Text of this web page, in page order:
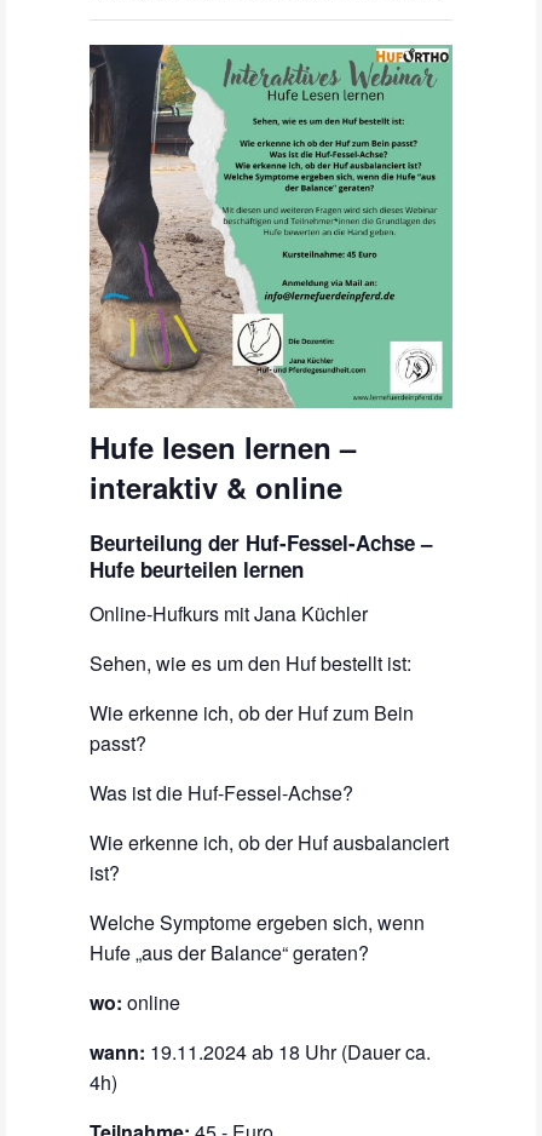
Hufe lesen lernen –
interaktiv & online
Beurteilung der Huf-Fessel-Achse –
Hufe beurteilen lernen
Online-Hufkurs mit Jana Küchler
Sehen, wie es um den Huf bestellt ist:
Wie erkenne ich, ob der Huf zum Bein
passt?
Was ist die Huf-Fessel-Achse?
Wie erkenne ich, ob der Huf ausbalanciert
ist?
Welche Symptome ergeben sich, wenn
Hufe „aus der Balance“ geraten?
wo: online
wann: 19.11.2024 ab 18 Uhr (Dauer ca.
4h)